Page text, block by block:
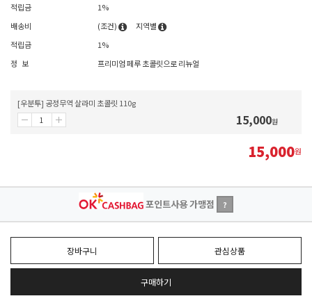
적립금
1%
배송비
(조건)
지역별
적립금
1%
정 보
프리미엄 페루 초콜릿으로 리뉴얼
[우분투] 공정무역 살라미 초콜릿 110g
15,000원
15,000원
포인트사용 가맹점 ?
장바구니 관심상품
구매하기